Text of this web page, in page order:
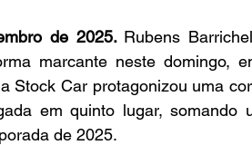
de 2025. Rubens
marcante neste domingo,
Stock Car protagonizou uma
em quinto lugar, somando
de 2025.